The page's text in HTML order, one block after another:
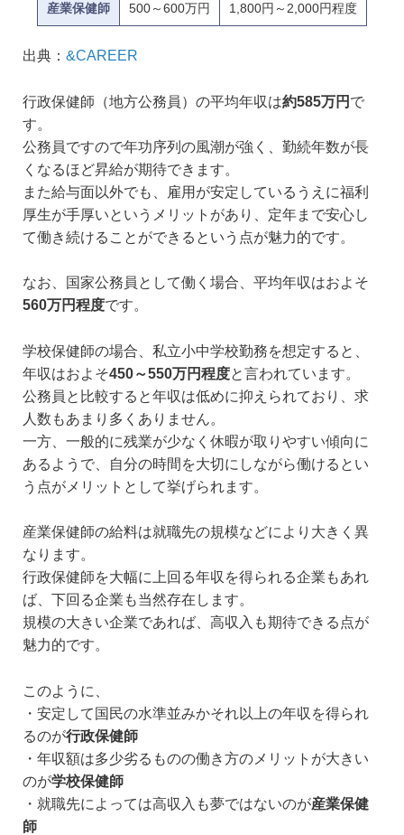
産業保健師 500～600万円 1,800円～2,000円程度
出典： &CAREER
行政保健師（地方公務員）の平均年収は約585万円 で
す。
公務員ですので年功序列の風潮が強く、勤続年数が長
くなるほど昇給が期待できます。
また給与面以外でも、雇用が安定しているうえに福利
厚生が手厚いというメリットがあり、定年まで安心し
て働き続けることができるという点が魅力的です。
なお、国家公務員として働く場合、平均年収はおよそ
560万円程度です。
学校保健師の場合、私立小中学校勤務を想定すると、
年収はおよそ450～550万円程度と言われています。
公務員と比較すると年収は低めに抑えられており、求
人数もあまり多くありません。
一方、一般的に残業が少なく休暇が取りやすい傾向に
あるようで、自分の時間を大切にしながら働けるとい
う点がメリットとして挙げられます。
産業保健師の給料は就職先の規模などにより大きく異
なります。
行政保健師を大幅に上回る年収を得られる企業もあれ
ば、下回る企業も当然存在します。
規模の大きい企業であれば、高収入も期待できる点が
魅力的です。
このように、
・安定して国民の水準並みかそれ以上の年収を得られ
るのが行政保健師
・年収額は多少劣るものの働き方のメリットが大きい
のが学校保健師
・就職先によっては高収入も夢ではないのが産業保健
師